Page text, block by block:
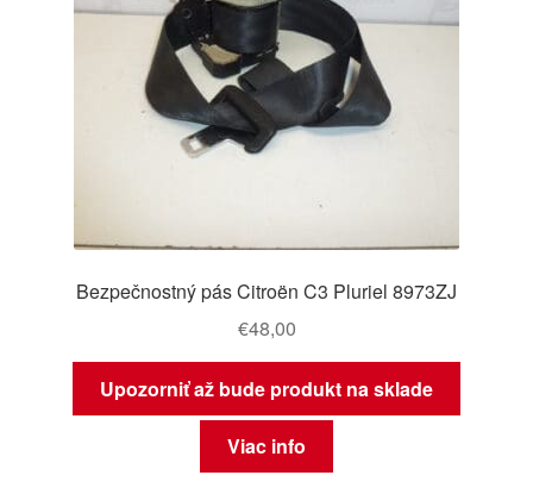
Bezpečnostný pás Citroën C3 Pluriel 8973ZJ
€48,00
Upozorniť až bude produkt na sklade
Viac info